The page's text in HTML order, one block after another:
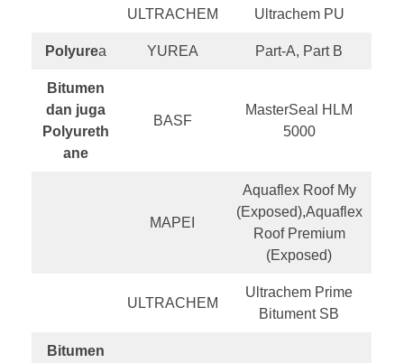
ULTRACHEM Ultrachem PU
Polyurea YUREA Part-A, Part B
Bitumen
dan juga
Polyureth
ane
BASF
MasterSeal HLM
5000
MAPEI
Aquaflex Roof My
(Exposed),Aquaflex
Roof Premium
(Exposed)
ULTRACHEM
Ultrachem Prime
Bitument SB
Bitumen